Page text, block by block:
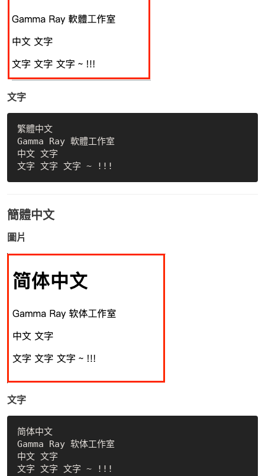
文字
繁體中文
Gamma Ray 軟體工作室
中文 文字
簡體中文
圖片
文字
简体中文
Gamma Ray 软体工作室
中文 文字